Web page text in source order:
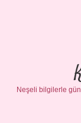
Neşeli bilgilerle